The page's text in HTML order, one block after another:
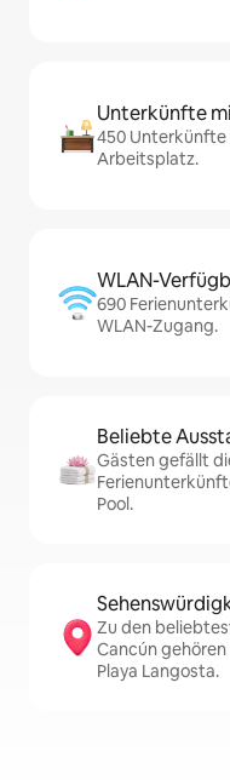
Unterkünfte
450 Unterkünfte
Arbeitsplatz.
WLAN-
690
WLAN-Zugang.
Beliebte
Gästen gefällt
Pool.
Zu den
Cancún gehören
Playa Langosta.